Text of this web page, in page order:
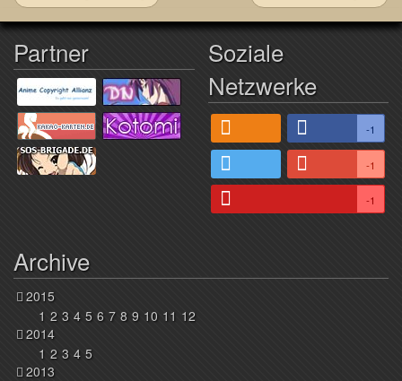
Partner
Soziale
Netzwerke
-1
-1
-1
Archive
2015
1 2 3 4 5 6 7 8 9 10 11 12
2014
1 2 3 4 5
2013